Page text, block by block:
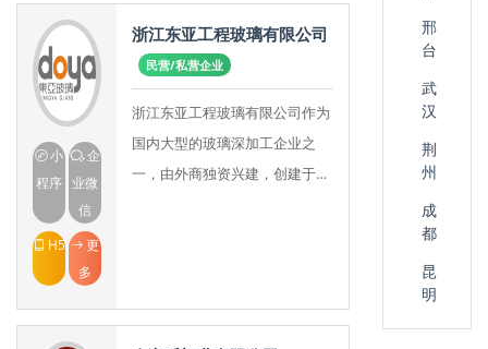
小
程序
企
业微
信
H5
更
多
浙江东亚工程玻璃有限公司
民营/私营企业
浙江东亚工程玻璃有限公司作为
国内大型的玻璃深加工企业之
一，由外商独资兴建，创建于
邢
台
武
汉
荆
州
成
都
昆
明